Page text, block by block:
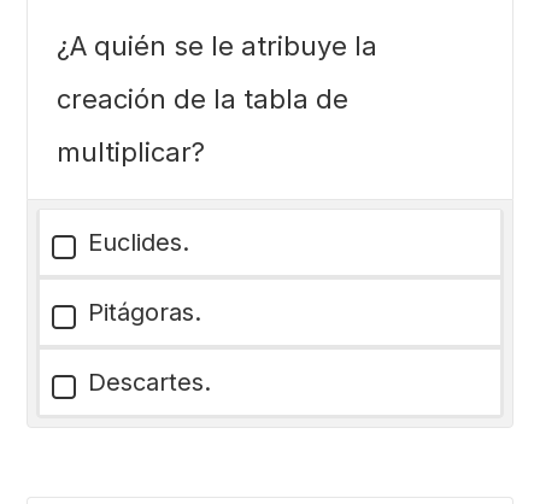
¿A quién se le atribuye la
creación de la tabla de
multiplicar?
Euclides.
Pitágoras.
Descartes.